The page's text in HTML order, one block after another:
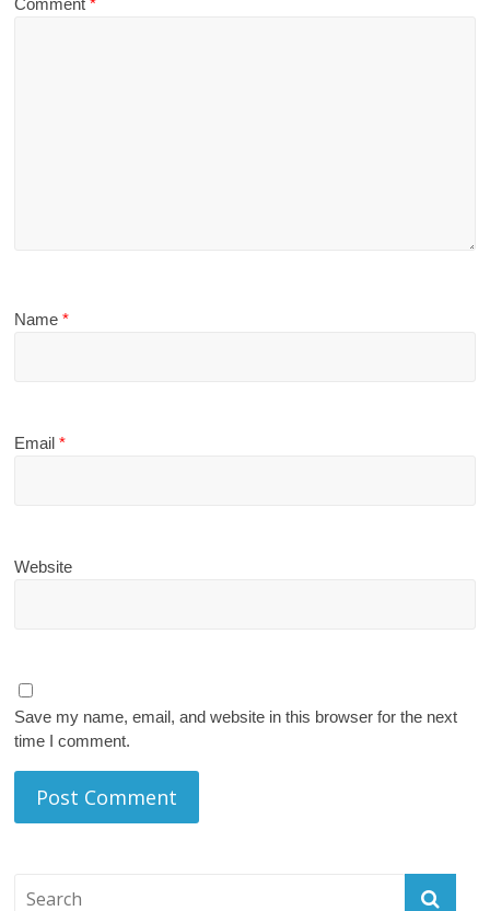
Comment*
Name*
Email*
Website
Save my name, email, and website in this browser for the next
time I comment.